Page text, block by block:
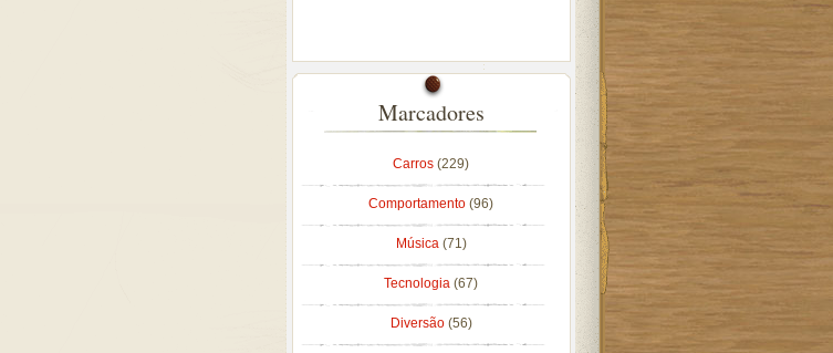
Marcadores
Carros (229)
Comportamento (96)
Música (71)
Tecnologia (67)
Diversão (56)